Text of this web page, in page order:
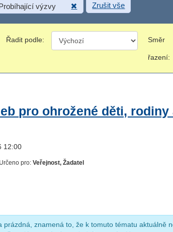
výzvy Zrušit vše
Řadit podle: Směr
řazení:
pro ohrožené děti, rodiny
12:00
Určeno pro:Veřejnost, Žadatel
prázdná, znamená to, že k tomuto tématu aktuálně